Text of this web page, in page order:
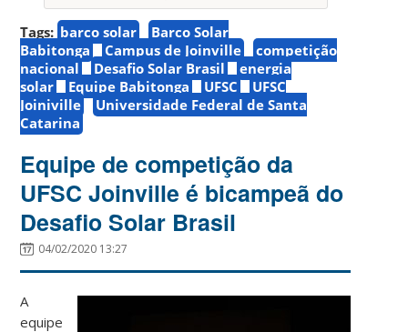
Tags: barco solar
Barco Solar
Babitonga
Campus de Joinville
competição
nacional
Desafio Solar Brasil
energia
solar
Equipe Babitonga UFSC
UFSC
Joiniville
Universidade Federal de Santa
Catarina
Equipe de competição da
UFSC Joinville é bicampeã do
Desafio Solar Brasil
04/02/2020 13:27
A
equipe